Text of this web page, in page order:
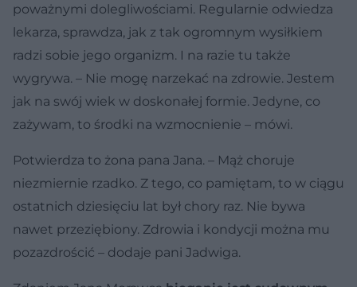
poważnymi dolegliwościami. Regularnie odwiedza
lekarza, sprawdza, jak z tak ogromnym wysiłkiem
radzi sobie jego organizm. I na razie tu także
wygrywa. – Nie mogę narzekać na zdrowie. Jestem
jak na swój wiek w doskonałej formie. Jedyne, co
zażywam, to środki na wzmocnienie – mówi.
Potwierdza to żona pana Jana. – Mąż choruje
niezmiernie rzadko. Z tego, co pamiętam, to w ciągu
ostatnich dziesięciu lat był chory raz. Nie bywa
nawet przeziębiony. Zdrowia i kondycji można mu
pozazdrościć – dodaje pani Jadwiga.